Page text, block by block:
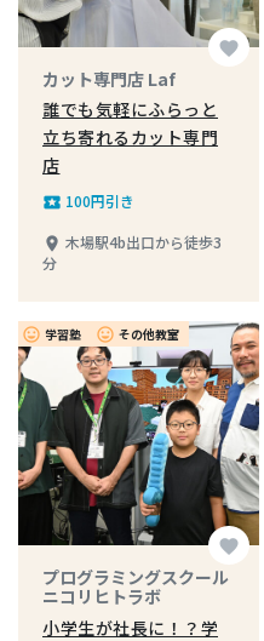
favorite
カット専門店 Laf
誰でも気軽にふらっと
立ち寄れるカット専門
店
local_play 100円引き
place 木場駅4b出口から徒歩3
分
insert_emoticon 学習塾 insert_emoticon その他教室
favorite
プログラミングスクール
ニコリヒトラボ
小学生が社長に！？学